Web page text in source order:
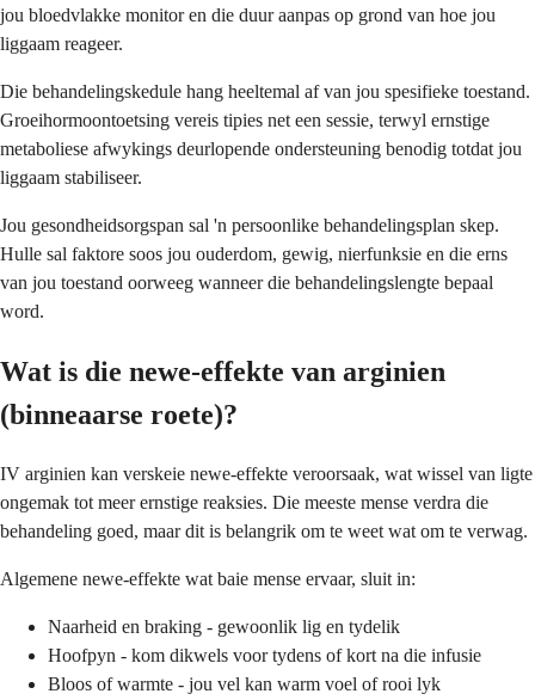
jou bloedvlakke monitor en die duur aanpas op grond van hoe jou
liggaam reageer.
Die behandelingskedule hang heeltemal af van jou spesifieke toestand.
Groeihormoontoetsing vereis tipies net een sessie, terwyl ernstige
metaboliese afwykings deurlopende ondersteuning benodig totdat jou
liggaam stabiliseer.
Jou gesondheidsorgspan sal 'n persoonlike behandelingsplan skep.
Hulle sal faktore soos jou ouderdom, gewig, nierfunksie en die erns
van jou toestand oorweeg wanneer die behandelingslengte bepaal
word.
Wat is die newe-effekte van arginien
(binneaarse roete)?
IV arginien kan verskeie newe-effekte veroorsaak, wat wissel van ligte
ongemak tot meer ernstige reaksies. Die meeste mense verdra die
behandeling goed, maar dit is belangrik om te weet wat om te verwag.
Algemene newe-effekte wat baie mense ervaar, sluit in:
Naarheid en braking - gewoonlik lig en tydelik
Hoofpyn - kom dikwels voor tydens of kort na die infusie
Bloos of warmte - jou vel kan warm voel of rooi lyk